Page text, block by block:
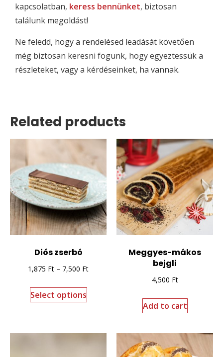
kapcsolatban, keress bennünket, biztosan
találunk megoldást!
Ne feledd, hogy a rendelésed leadását követően
még biztosan keresni fogunk, hogy egyeztessük a
részleteket, vagy a kérdéseinket, ha vannak.
Related products
Diós zserbó
1,875 Ft – 7,500 Ft
Select options
Meggyes-mákos
bejgli
4,500 Ft
Add to cart